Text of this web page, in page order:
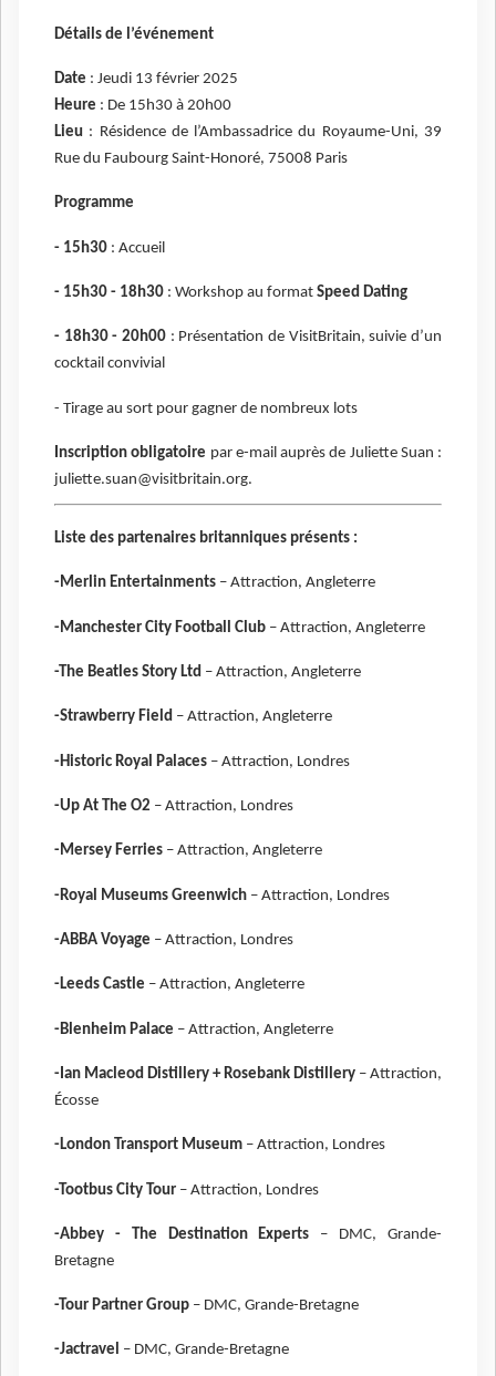
Détails de l’événement
Date : Jeudi 13 février 2025
Heure : De 15h30 à 20h00
Lieu : Résidence de l’Ambassadrice du Royaume-Uni, 39
Rue du Faubourg Saint-Honoré, 75008 Paris
Programme
- 15h30 : Accueil
- 15h30 - 18h30 : Workshop au format Speed Dating
- 18h30 - 20h00 : Présentation de VisitBritain, suivie d’un
cocktail convivial
- Tirage au sort pour gagner de nombreux lots
Inscription obligatoire par e-mail auprès de Juliette Suan :
juliette.suan@visitbritain.org.
Liste des partenaires britanniques présents :
-Merlin Entertainments – Attraction, Angleterre
-Manchester City Football Club – Attraction, Angleterre
-The Beatles Story Ltd – Attraction, Angleterre
-Strawberry Field – Attraction, Angleterre
-Historic Royal Palaces – Attraction, Londres
-Up At The O2 – Attraction, Londres
-Mersey Ferries – Attraction, Angleterre
-Royal Museums Greenwich – Attraction, Londres
-ABBA Voyage – Attraction, Londres
-Leeds Castle – Attraction, Angleterre
-Blenheim Palace – Attraction, Angleterre
-Ian Macleod Distillery + Rosebank Distillery – Attraction,
Écosse
-London Transport Museum – Attraction, Londres
-Tootbus City Tour – Attraction, Londres
-Abbey - The Destination Experts – DMC, Grande-
Bretagne
-Tour Partner Group – DMC, Grande-Bretagne
-Jactravel – DMC, Grande-Bretagne